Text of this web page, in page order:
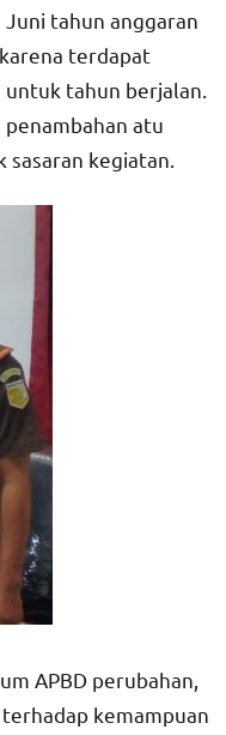
Juni tahun anggaran
terdapat
untuk tahun berjalan.
atu
kegiatan.
APBD perubahan,
kemampuan